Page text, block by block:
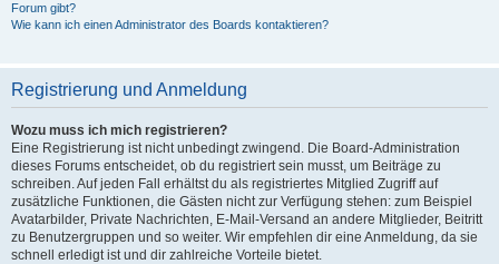
Forum gibt?
Wie kann ich einen Administrator des Boards kontaktieren?
Registrierung und Anmeldung
Wozu muss ich mich registrieren?
Eine Registrierung ist nicht unbedingt zwingend. Die Board-Administration
dieses Forums entscheidet, ob du registriert sein musst, um Beiträge zu
schreiben. Auf jeden Fall erhältst du als registriertes Mitglied Zugriff auf
zusätzliche Funktionen, die Gästen nicht zur Verfügung stehen: zum Beispiel
Avatarbilder, Private Nachrichten, E-Mail-Versand an andere Mitglieder, Beitritt
zu Benutzergruppen und so weiter. Wir empfehlen dir eine Anmeldung, da sie
schnell erledigt ist und dir zahlreiche Vorteile bietet.